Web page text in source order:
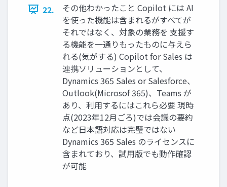
22.
その他わかったこと Copilot には AI
を使った機能は含まれるがすべてが
それではなく、対象の業務を 支援す
る機能を一通りもったものに与えら
れる(気がする) Copilot for Sales は
連携ソリューションとして、
Dynamics 365 Sales or Salesforce、
Outlook(Microsof 365)、Teams が
あり、利用するにはこれら必要 現時
点(2023年12月ごろ)では会議の要約
など日本語対応は完璧ではない
Dynamics 365 Sales のライセンスに
含まれており、試用版でも動作確認
が可能